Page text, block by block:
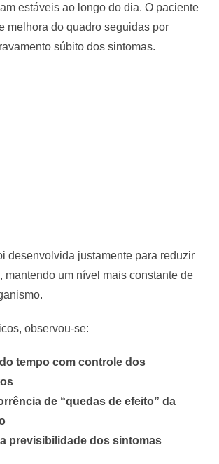
estáveis ao longo do dia. O paciente
melhora do quadro seguidas por
súbito dos sintomas.
desenvolvida justamente para reduzir
mantendo um nível mais constante de
observou-se:
tempo com controle dos
de “quedas de efeito” da
previsibilidade dos sintomas